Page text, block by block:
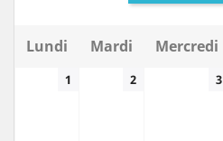
Lundi Mardi Mercredi
1 2 3